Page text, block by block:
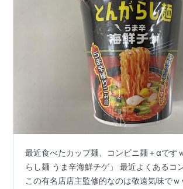
最近食べたカップ麺、コンビニ麺＋αです
らし麺 うま辛海鮮チゲ」 最近よくあるコ
この有名店店主監修的なのは敬遠気味でｗ